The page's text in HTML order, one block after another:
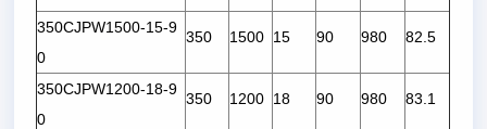
350CJPW1500-15-9
0
350 1500 15 90 980 82.5
350CJPW1200-18-9
0
350 1200 18 90 980 83.1